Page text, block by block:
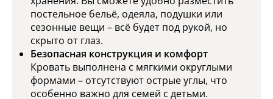
постельное бельё, одеяла, подушки или
сезонные вещи – всё будет под рукой, но
скрыто от глаз.
Безопасная конструкция и комфорт
Кровать выполнена с мягкими округлыми
формами – отсутствуют острые углы, что
особенно важно для семей с детьми.